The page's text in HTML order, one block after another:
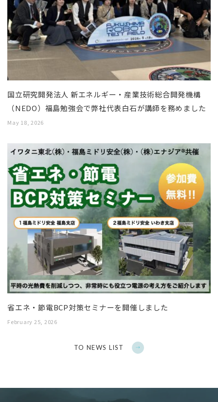
TO NEWS LIST
国立研究開発法人 新エネルギー・産業技術総合開発機構
（NEDO）福島勉強会で弊社代表白石が講師を務めました
May 18, 2026
省エネ・節電BCP対策セミナーを開催しました
February 25, 2026